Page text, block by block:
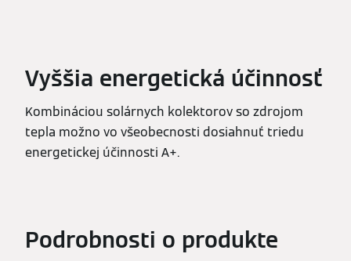
Vyššia energetická účinnosť
Kombináciou solárnych kolektorov so zdrojom
tepla možno vo všeobecnosti dosiahnuť triedu
energetickej účinnosti A+.
Podrobnosti o produkte